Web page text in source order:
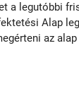
a legutóbbi
Alap
az